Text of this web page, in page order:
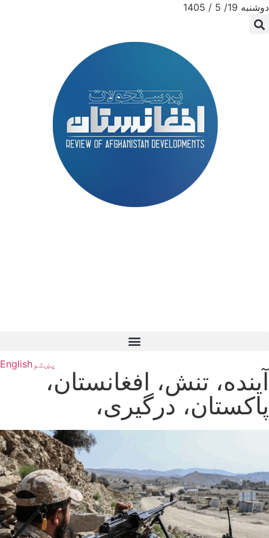
دوشنبه 19/ 5 / 1405
پښتوEnglish
آینده، تنش، افغانستان،
پاکستان، درگیری،